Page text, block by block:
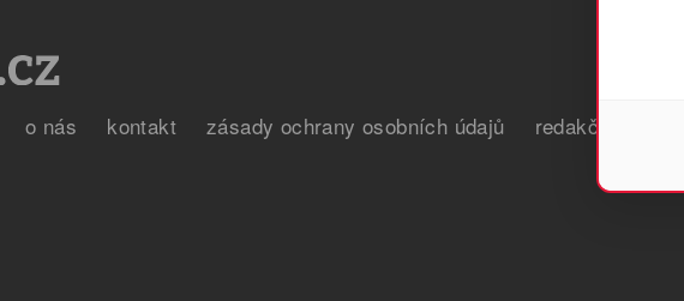
o nás kontakt zásady ochrany osobních údajů
redakční